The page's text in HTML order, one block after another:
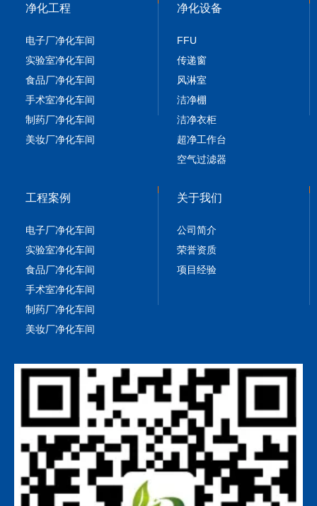
净化工程
电子厂净化车间
实验室净化车间
食品厂净化车间
手术室净化车间
制药厂净化车间
美妆厂净化车间
净化设备
FFU
传递窗
风淋室
洁净棚
洁净衣柜
超净工作台
空气过滤器
工程案例
电子厂净化车间
实验室净化车间
食品厂净化车间
手术室净化车间
制药厂净化车间
美妆厂净化车间
关于我们
公司简介
荣誉资质
项目经验